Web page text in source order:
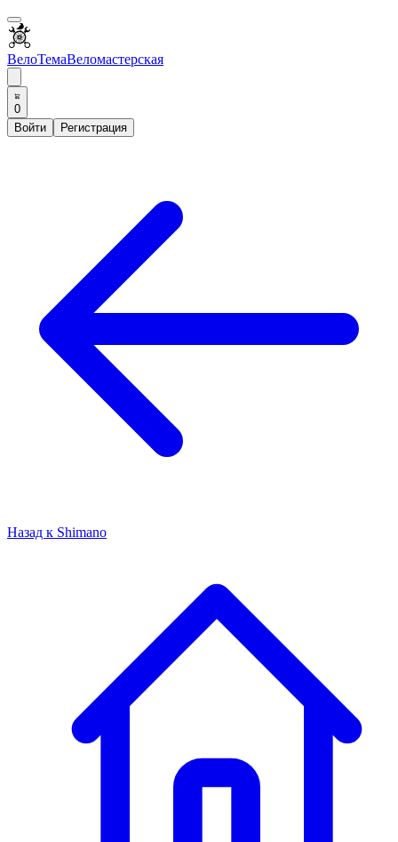
ВелоТемаВеломастерская
0
Войти
Регистрация
Назад к Shimano